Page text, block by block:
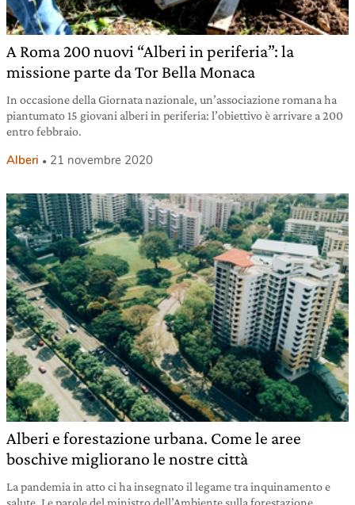
A Roma 200 nuovi “Alberi in periferia”: la
missione parte da Tor Bella Monaca
In occasione della Giornata nazionale, un’associazione romana ha
piantumato 15 giovani alberi in periferia: l’obiettivo è arrivare a 200
entro febbraio.
Alberi 21 novembre 2020
Alberi e forestazione urbana. Come le aree
boschive migliorano le nostre città
La pandemia in atto ci ha insegnato il legame tra inquinamento e
salute. Le parole del ministro dell’Ambiente sulla forestazione